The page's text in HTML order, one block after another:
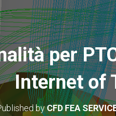
per
Internet of
byCFD FEA